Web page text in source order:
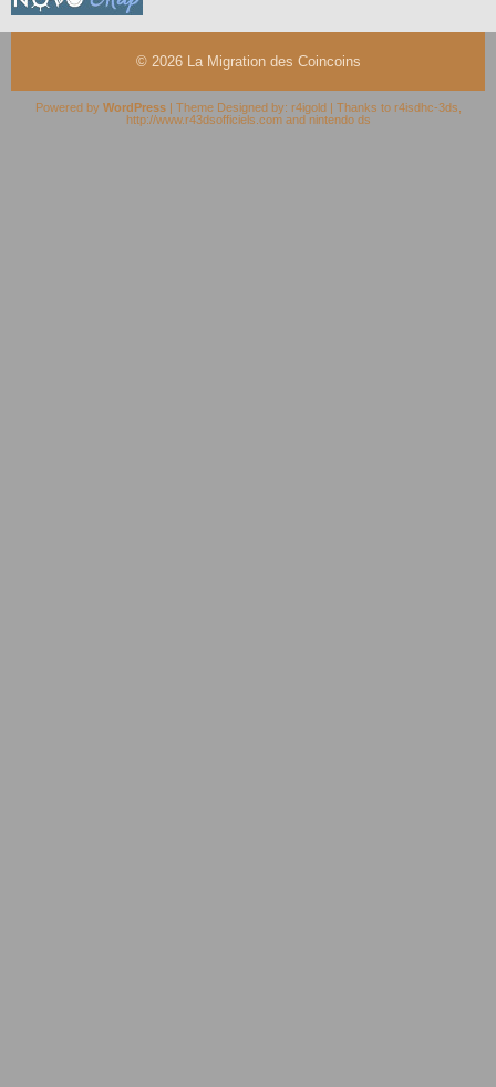
© 2026 La Migration des Coincoins
Powered by WordPress| Theme Designed by: r4igold| Thanks to r4isdhc-3ds
http://www.r43dsofficiels.comand nintendo ds